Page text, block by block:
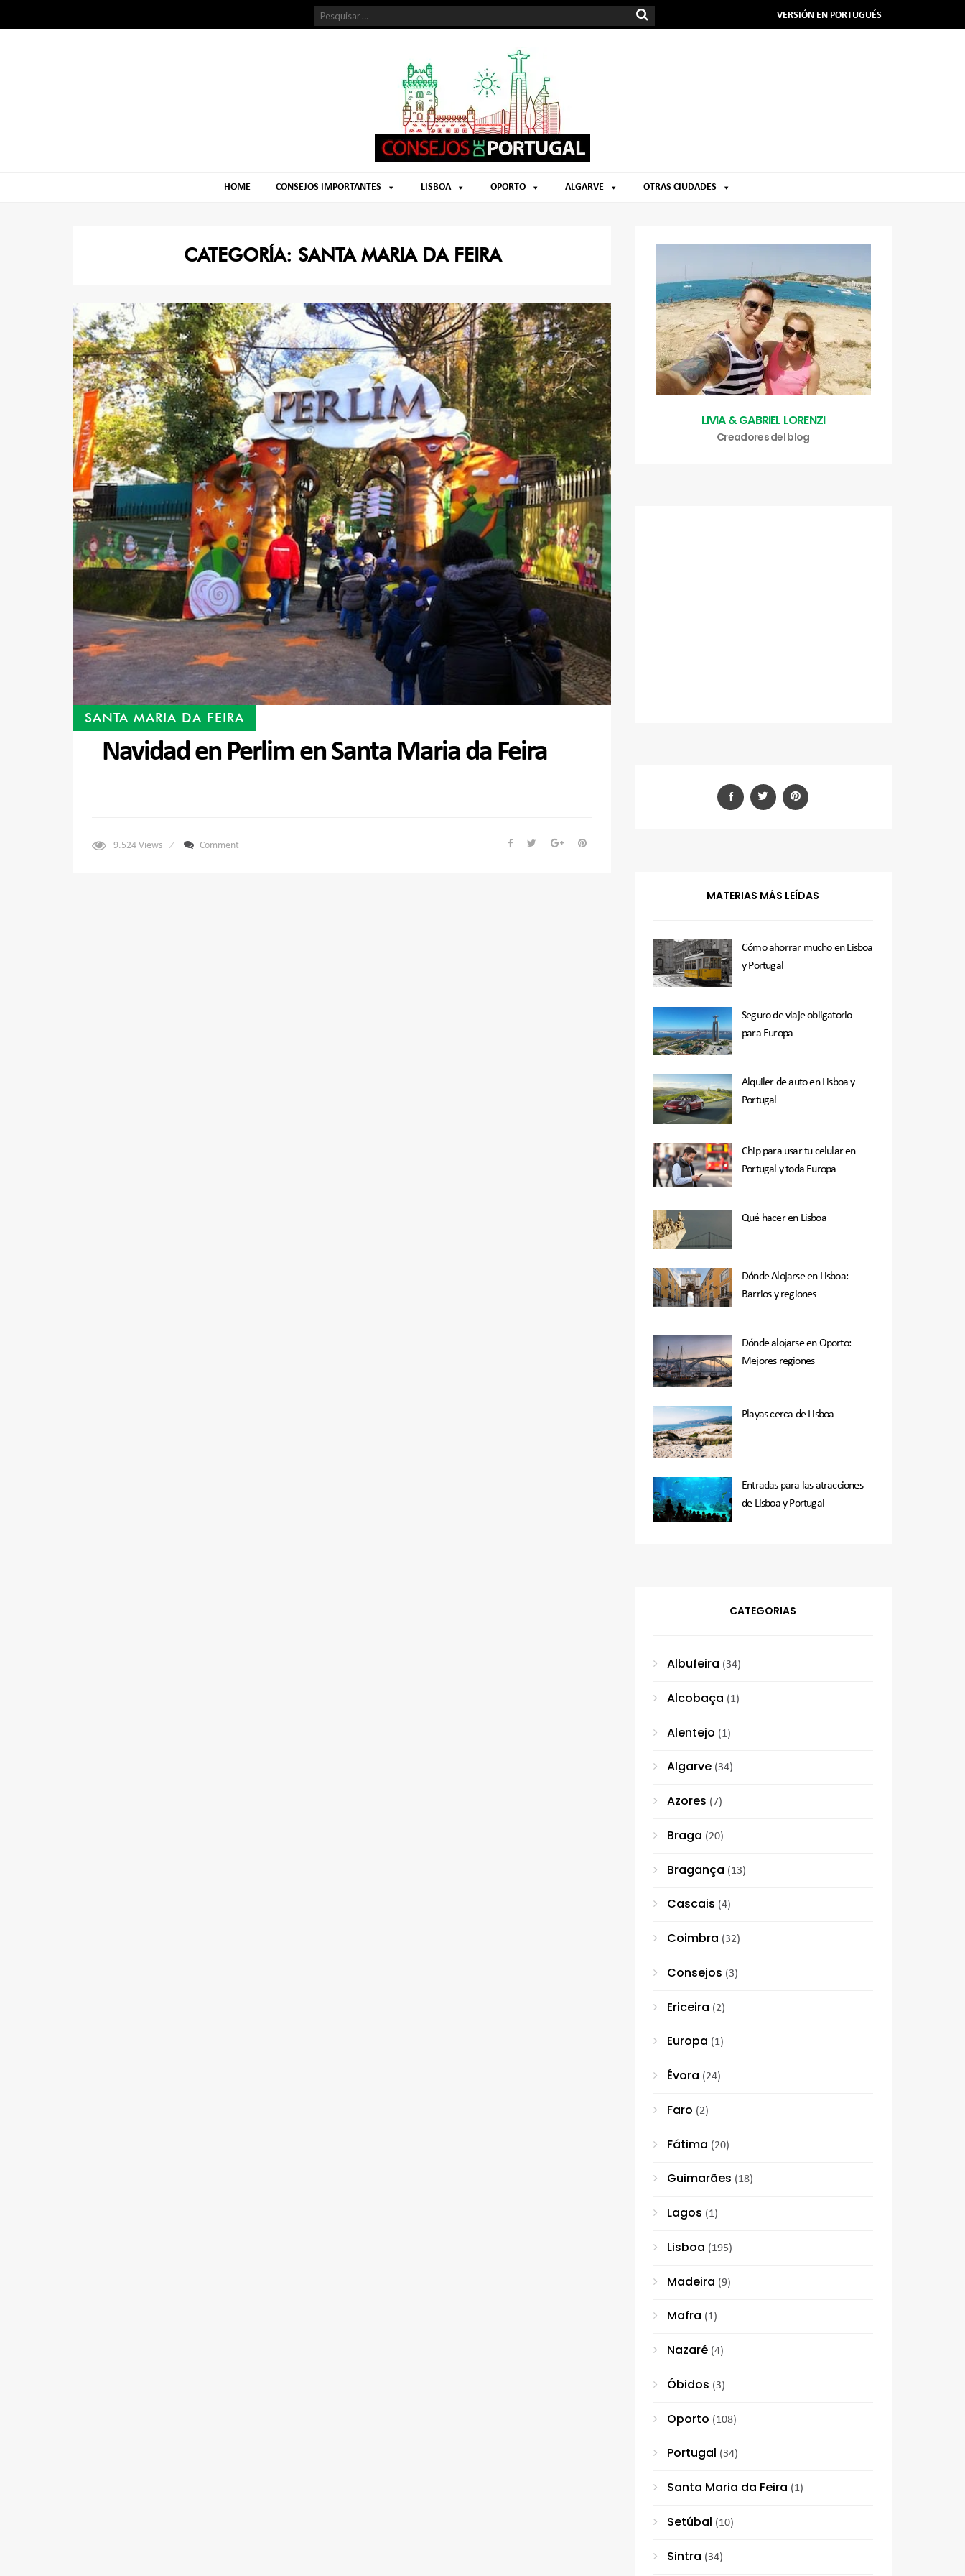
VERSIÓN EN PORTUGUÉS
HOME CONSEJOS IMPORTANTES LISBOA OPORTO ALGARVE OTRAS CIUDADES
CATEGORÍA: SANTA MARIA DA FEIRA
SANTA MARIA DA FEIRA
Navidad en Perlim en Santa Maria da Feira
9.524Views Comment
LIVIA & GABRIEL LORENZI
Creadores del blog
MATERIAS MÁS LEÍDAS
Cómo ahorrar mucho en Lisboa
y Portugal
Seguro de viaje obligatorio
para Europa
Alquiler de auto en Lisboa y
Portugal
Chip para usar tu celular en
Portugal y toda Europa
Qué hacer en Lisboa
Dónde Alojarse en Lisboa:
Barrios y regiones
Dónde alojarse en Oporto:
Mejores regiones
Playas cerca de Lisboa
Entradas para las atracciones
de Lisboa y Portugal
CATEGORIAS
Albufeira (34)
Alcobaça (1)
Alentejo (1)
Algarve (34)
Azores (7)
Braga (20)
Bragança (13)
Cascais (4)
Coimbra (32)
Consejos (3)
Ericeira (2)
Europa (1)
Évora (24)
Faro (2)
Fátima (20)
Guimarães (18)
Lagos (1)
Lisboa (195)
Madeira (9)
Mafra (1)
Nazaré (4)
Óbidos (3)
Oporto (108)
Portugal (34)
Santa Maria da Feira (1)
Setúbal (10)
Sintra (34)